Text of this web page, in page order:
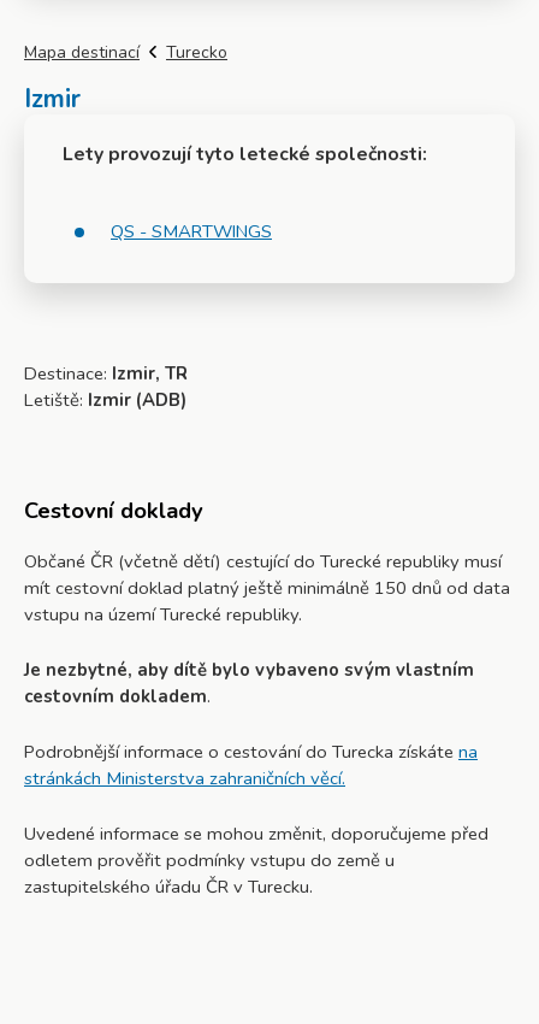
Mapa destinací Turecko
Izmir
Lety provozují tyto letecké společnosti:
QS - SMARTWINGS
Destinace: Izmir, TR
Letiště: Izmir (ADB)
Cestovní doklady
Občané ČR (včetně dětí) cestující do Turecké republiky musí
mít cestovní doklad platný ještě minimálně 150 dnů od data
vstupu na území Turecké republiky.
Je nezbytné, aby dítě bylo vybaveno svým vlastním
cestovním dokladem.
Podrobnější informace o cestování do Turecka získáte na
stránkách Ministerstva zahraničních věcí.
Uvedené informace se mohou změnit, doporučujeme před
odletem prověřit podmínky vstupu do země u
zastupitelského úřadu ČR v Turecku.